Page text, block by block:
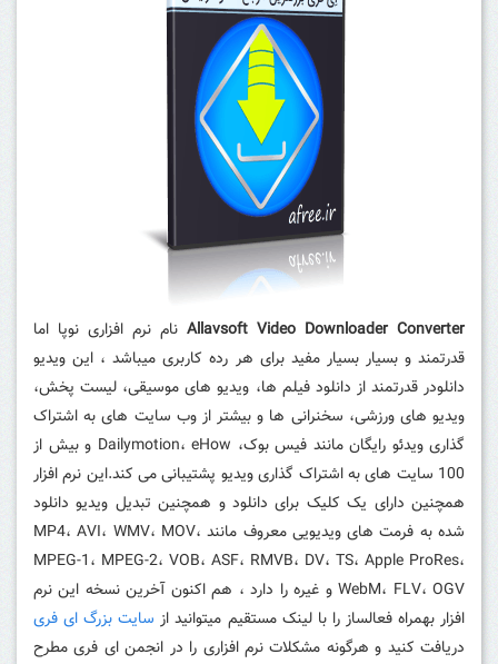
Allavsoft Video Downloader Converter نام نرم افزاری نوپا اما
قدرتمند و بسیار بسیار مفید برای هر رده کاربری میباشد ، این ویدیو
دانلودر قدرتمند از دانلود فیلم ها، ویدیو های موسیقی، لیست پخش،
ویدیو های ورزشی، سخنرانی ها و بیشتر از وب سایت های به اشتراک
گذاری ویدئو رایگان مانند فیس بوک، Dailymotion، eHow و بیش از
100 سایت های به اشتراک گذاری ویدیو پشتیبانی می کند.
این نرم افزار
همچنین دارای یک کلیک برای دانلود و همچنین تبدیل ویدیو دانلود
شده به فرمت های ویدیویی معروف مانند MP4، AVI، WMV، MOV،
MPEG-1، MPEG-2، VOB، ASF، RMVB، DV، TS، Apple ProRes،
WebM، FLV، OGV و غیره را دارد ، هم اکنون آخرین نسخه این نرم
افزار بهمراه فعالساز را با لینک مستقیم میتوانید از سایت بزرگ ای فری
دریافت کنید و هرگونه مشکلات نرم افزاری را در انجمن ای فری مطرح